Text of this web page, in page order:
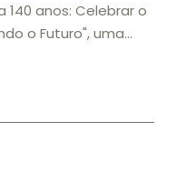
anos: Celebrar o
o Futuro", uma
de Nova
conhecer o legado
sua